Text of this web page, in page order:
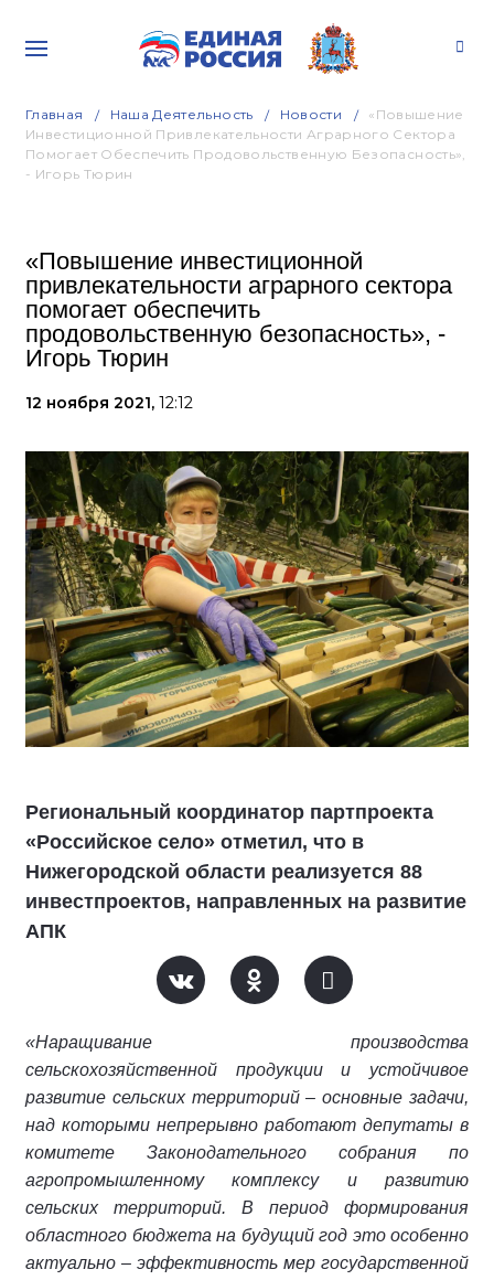
Главная Наша Деятельность Новости
«Повышение
Инвестиционной Привлекательности Аграрного Сектора
Помогает Обеспечить Продовольственную Безопасность»,
- Игорь Тюрин
«Повышение инвестиционной
привлекательности аграрного сектора
помогает обеспечить
продовольственную безопасность», -
Игорь Тюрин
12 ноября 2021, 12:12
Региональный координатор партпроекта
«Российское село» отметил, что в
Нижегородской области реализуется 88
инвестпроектов, направленных на развитие
АПК
«Наращивание производства
сельскохозяйственной продукции и устойчивое
развитие сельских территорий – основные задачи,
над которыми непрерывно работают депутаты в
комитете Законодательного собрания по
агропромышленному комплексу и развитию
сельских территорий. В период формирования
областного бюджета на будущий год это особенно
актуально – эффективность мер государственной